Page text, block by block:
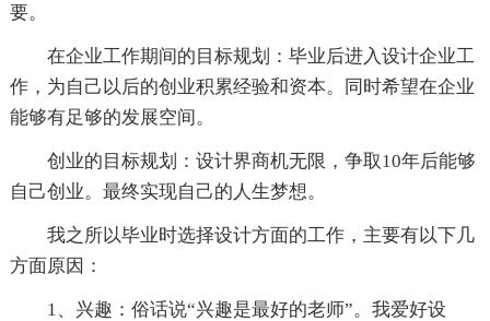
要。
在企业工作期间的目标规划：毕业后进入设计企业工
作，为自己以后的创业积累经验和资本。同时希望在企业
能够有足够的发展空间。
创业的目标规划：设计界商机无限，争取10年后能够
自己创业。最终实现自己的人生梦想。
我之所以毕业时选择设计方面的工作，主要有以下几
方面原因：
1、兴趣：俗话说“兴趣是最好的老师”。我爱好设